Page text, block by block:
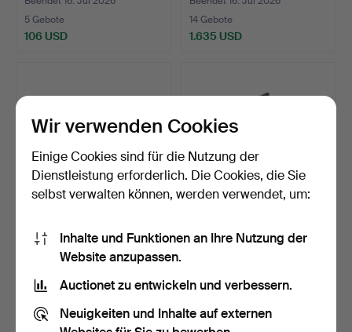
5 Gebote
106 USD
14 Gebote
1.635 USD
ESSTISCH MIT
EINLEGEPLATTE, 155 cm
lang, T…
Beendet 16. Jul 2026
36 Gebote
HANS J WEGNER. 1914-
2007. Sessel "Wing Cha…
12 Gebote
Wir verwenden Cookies
Einige Cookies sind für die Nutzung der
Dienstleistung erforderlich. Die Cookies, die Sie
selbst verwalten können, werden verwendet, um:
Inhalte und Funktionen an Ihre Nutzung der
Website anzupassen.
Auctionet zu entwickeln und verbessern.
Neuigkeiten und Inhalte auf externen